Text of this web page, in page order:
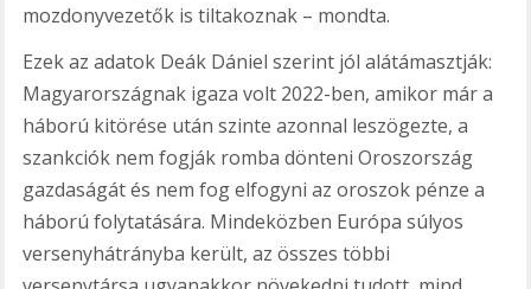
mozdonyvezetők is tiltakoznak – mondta.
Ezek az adatok Deák Dániel szerint jól alátámasztják:
Magyarországnak igaza volt 2022-ben, amikor már a
háború kitörése után szinte azonnal leszögezte, a
szankciók nem fogják romba dönteni Oroszország
gazdaságát és nem fog elfogyni az oroszok pénze a
háború folytatására. Mindeközben Európa súlyos
versenyhátrányba került, az összes többi